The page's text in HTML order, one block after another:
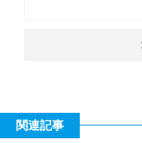
関連記事